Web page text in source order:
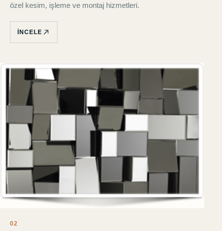
özel kesim, işleme ve montaj hizmetleri.
İNCELE
02